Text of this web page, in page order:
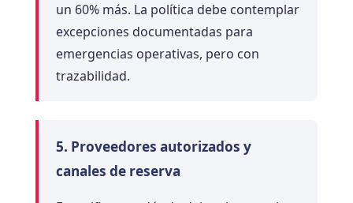
un 60% más. La política debe contemplar
excepciones documentadas para
emergencias operativas, pero con
trazabilidad.
5. Proveedores autorizados y
canales de reserva